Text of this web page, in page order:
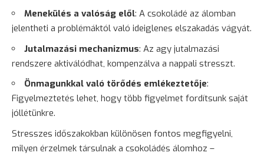
Menekülés a valóság elől: A csokoládé az álomban
jelentheti a problémáktól való ideiglenes elszakadás vágyát.
Jutalmazási mechanizmus: Az agy jutalmazási
rendszere aktiválódhat, kompenzálva a nappali stresszt.
Önmagunkkal való törődés emlékeztetője:
Figyelmeztetés lehet, hogy több figyelmet fordítsunk saját
jóllétünkre.
Stresszes időszakokban különösen fontos megfigyelni,
milyen érzelmek társulnak a csokoládés álomhoz –